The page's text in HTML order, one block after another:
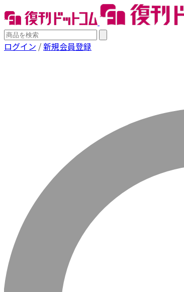
ログイン /新規会員登録